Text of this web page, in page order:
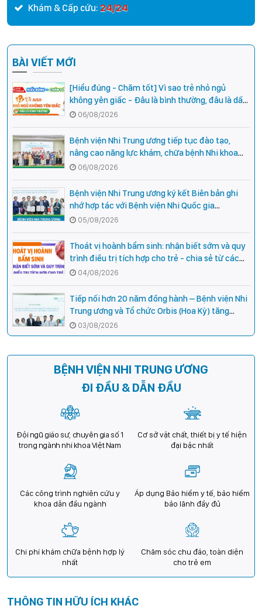
Khám & Cấp cứu: 24/24
BÀI VIẾT MỚI
[Hiểu đúng - Chăm tốt] Vì sao trẻ nhỏ ngủ
không yên giấc - Đâu là bình thường, đâu là dấu
hiệu cần đi khám ngay?
06/08/2026
Bệnh viện Nhi Trung ương tiếp tục đào tạo,
nâng cao năng lực khám, chữa bệnh Nhi khoa
cho cán bộ y tế tại các tỉnh miền núi phía Bắc
06/08/2026
Bệnh viện Nhi Trung ương ký kết Biên bản ghi
nhớ hợp tác với Bệnh viện Nhi Quốc gia
Campuchia
05/08/2026
Thoát vị hoành bẩm sinh: nhận biết sớm và quy
trình điều trị tích hợp cho trẻ - chia sẻ từ các
chuyên gia hàng đầu của Bệnh Viện Nhi Trung
04/08/2026
Tiếp nối hơn 20 năm đồng hành – Bệnh viện Nhi
Trung ương và Tổ chức Orbis (Hoa Kỳ) tăng
cường hợp tác, mở rộng cơ hội bảo vệ thị lực
cho trẻ em Việt Nam
03/08/2026
BỆNH VIỆN NHI TRUNG ƯƠNG
ĐI ĐẦU & DẪN ĐẦU
Đội ngũ giáo sư, chuyên gia số 1
trong ngành nhi khoa Việt Nam
Cơ sở vật chất, thiết bị y tế hiện
đại bậc nhất
Các công trình nghiên cứu y
khoa dẫn đầu ngành
Áp dụng Bảo hiểm y tế, bảo hiểm
bảo lãnh đầy đủ
Chi phí khám chữa bệnh hợp lý
nhất
Chăm sóc chu đáo, toàn diện
cho trẻ em
THÔNG TIN HỮU ÍCH KHÁC